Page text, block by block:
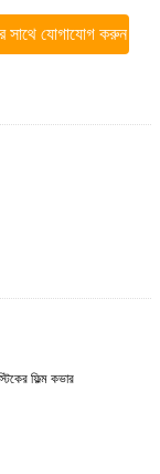
সাথে যোগাযোগ করুন
ফিল্ম কভার